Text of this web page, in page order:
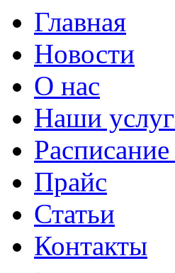
Главная
Новости
О нас
Наши
Прайс
Статьи
Контакты